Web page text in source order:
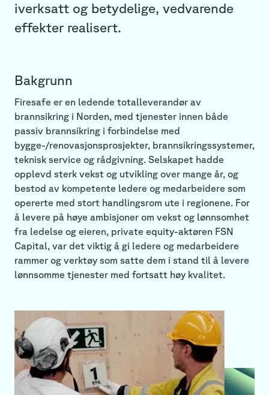
iverksatt og betydelige, vedvarende
effekter realisert.
Bakgrunn
Firesafe er en ledende totalleverandør av
brannsikring i Norden, med tjenester innen både
passiv brannsikring i forbindelse med
bygge-/renovasjonsprosjekter, brannsikringssystemer,
teknisk service og rådgivning. Selskapet hadde
opplevd sterk vekst og utvikling over mange år, og
bestod av kompetente ledere og medarbeidere som
opererte med stort handlingsrom ute i regionene. For
å levere på høye ambisjoner om vekst og lønnsomhet
fra ledelse og eieren, private equity-aktøren FSN
Capital, var det viktig å gi ledere og medarbeidere
rammer og verktøy som satte dem i stand til å levere
lønnsomme tjenester med fortsatt høy kvalitet.